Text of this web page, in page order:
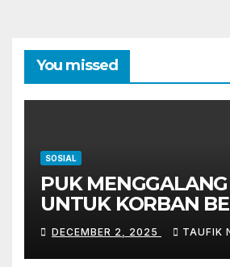
You missed
SOSIAL
PUK
UNTUK KORBAN
ALAM SUMATERA
DECEMBER 2, 2025 TAUFIK